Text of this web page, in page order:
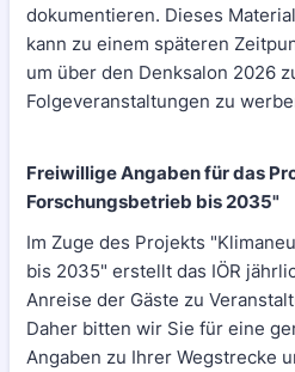
dokumentieren. Dieses
kann zu einem späteren
um über den Denksalon 2026
Folgeveranstaltungen zu
Freiwillige Angaben für das
Forschungsbetrieb bis 2035"
Im Zuge des Projekts
bis 2035" erstellt das IÖR
Anreise der Gäste zu
Daher bitten wir Sie für eine
Angaben zu Ihrer Wegstrecke